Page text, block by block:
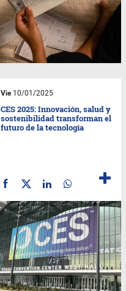
Vie10/01/2025
CES 2025: Innovación, salud y
sostenibilidad transforman el
futuro de la tecnología